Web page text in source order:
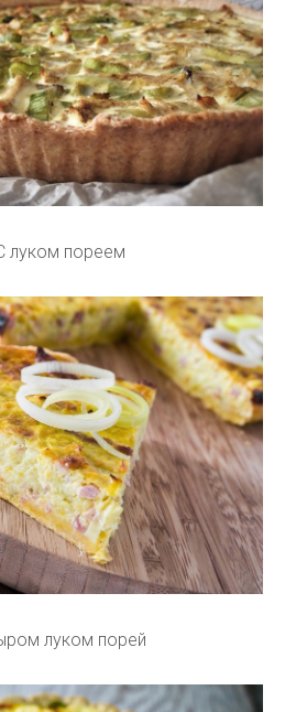
луком пореем
луком порей